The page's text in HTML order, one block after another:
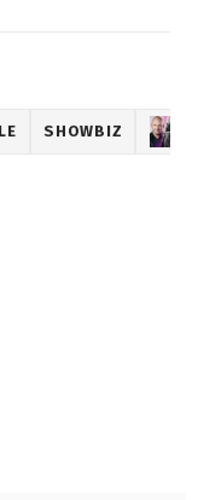
SHOWBIZ